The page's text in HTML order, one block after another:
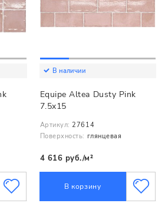
В наличии
Equipe Altea Dusty Pink
7.5x15
Артикул: 27614
Поверхность: глянцевая
4 616 руб./м²
В корзину